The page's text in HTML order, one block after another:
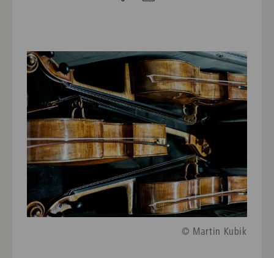
© Martin Kubik